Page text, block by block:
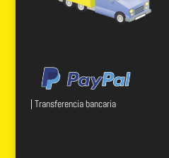
| Transferencia bancaria